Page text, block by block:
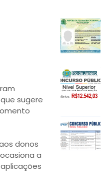
sugere
donos
a